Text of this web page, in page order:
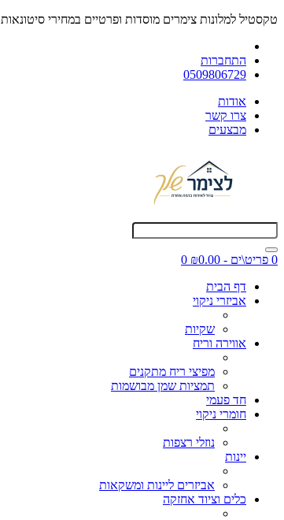
טקסטיל למלונות צימרים מוסדות ופרטיים במחירי סיטונאות
התחברות
0509806729
אודות
צרו קשר
מבצעים
0 פריט\ים - ₪0.00
0
דף הבית
אביזרי ניקוי
שקיות
אווירה וריח
מפיצי ריח מתקנים
תמציות שמן מבושמות
חד פעמי
חומרי ניקוי
נוזלי רצפות
יינות
אביזרים ליינות ומשקאות
כלים וציוד אחזקה